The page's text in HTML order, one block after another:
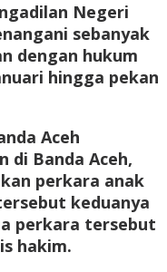
Negeri
sebanyak
dengan hukum
hingga pekan
Aceh
di Banda Aceh,
perkara anak
keduanya
perkara tersebut
hakim.